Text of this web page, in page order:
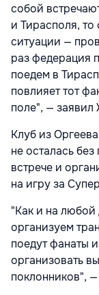
собой
и Тирасполя,
ситуации —
раз федерация
поедем в
повлияет тот
поле", — заявил
Клуб из
не осталась
встрече и
на игру за
"Как и на любой
организуем
поедут фанаты
организовать
поклонников",